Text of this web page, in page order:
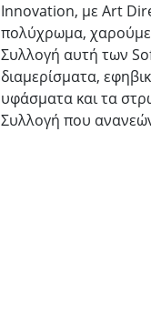
Innovation, με Art
πολύχρωμα,
Συλλογή αυτή των
διαμερίσματα,
υφάσματα και τα
Συλλογή που